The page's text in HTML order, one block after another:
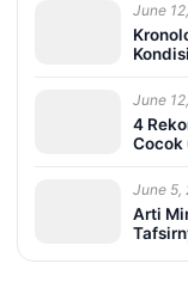
June
June
4
Cocok
June 5,
Arti